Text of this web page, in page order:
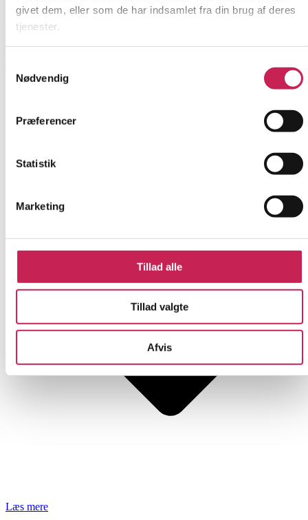
givet dem, eller som de har indsamlet fra din brug af deres
tjenester.
Nødvendig
Præferencer
Statistik
Marketing
Tillad alle
Tillad valgte
Afvis
Læs mere
Ledelsesalliance for sammenhæng, anerkendelse og
Projektleder:
Institution:Fonden Missionen blandt Hjemløse WeShelter
Læs mere